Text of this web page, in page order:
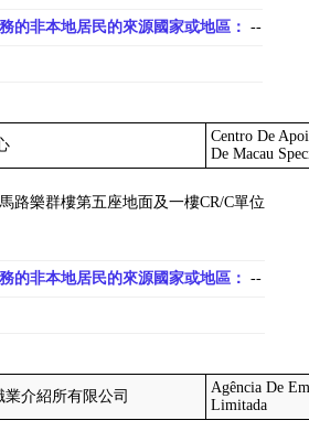
的非本地居民的來源國家或地區： --
Centro De
De Macau
路樂群樓第五座地面及一樓CR/C單位
的非本地居民的來源國家或地區： --
介紹所有限公司
Agência De
Limitada